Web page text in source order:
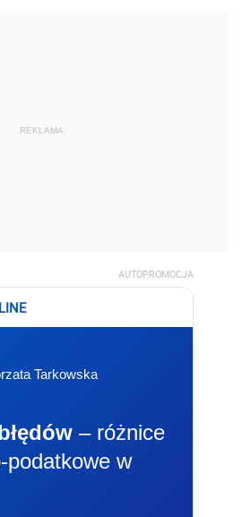
REKLAMA
AUTOPROMOCJA
Tarkowska
– różnice
podatkowe w